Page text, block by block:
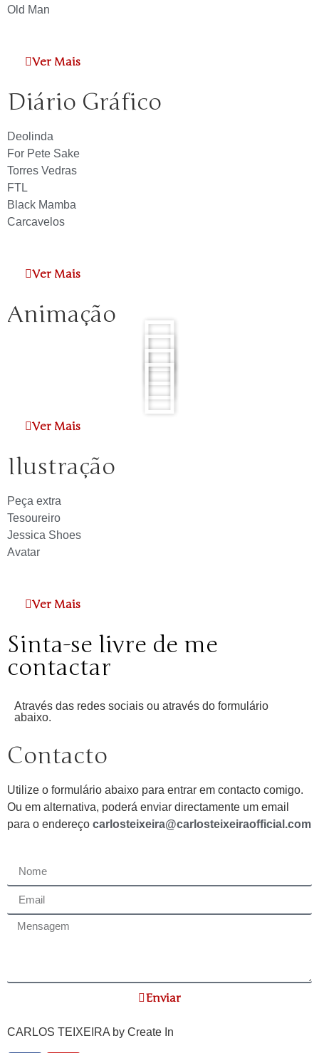
Old Man
Ver Mais
Diário Gráfico
Deolinda
For Pete Sake
Torres Vedras
FTL
Black Mamba
Carcavelos
Ver Mais
Animação
Ver Mais
Ilustração
Peça extra
Tesoureiro
Jessica Shoes
Avatar
Ver Mais
Sinta-se livre de me
contactar
Através das redes sociais ou através do formulário
abaixo.
Contacto
Utilize o formulário abaixo para entrar em contacto comigo.
Ou em alternativa, poderá enviar directamente um email
para o endereço carlosteixeira@carlosteixeiraofficial.com
Enviar
CARLOS TEIXEIRA by Create In